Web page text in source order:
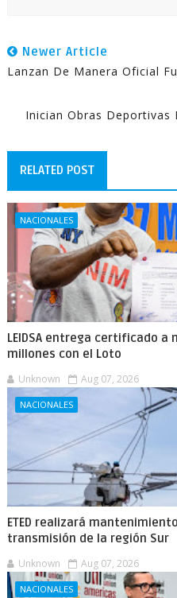
Newer Article
Lanzan De Manera Oficial
Inician Obras Deportivas
RELATED POST
NACIONALES
LEIDSA entrega certificado a
millones con el Loto
Unknown Aug 07, 2026
NACIONALES
ETED realizará
transmisión de la región Sur
Unknown Aug 07, 2026
NACIONALES